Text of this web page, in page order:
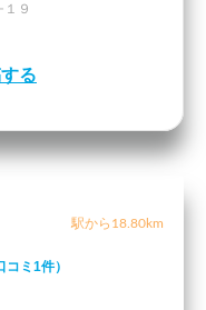
９
る
駅から18.80km
コミ1件）